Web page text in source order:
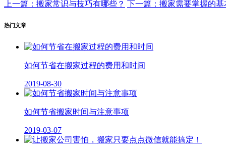
上一篇：搬家常识与技巧有哪些？ 下一篇：搬家需要掌握的基
热门文章
如何节省在搬家过程的费用和时间
2019-08-30
如何节省搬家时间与注意事项
2019-03-07